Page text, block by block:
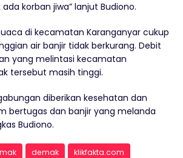
korban jiwa” lanjut Budiono.
di kecamatan Karanganyar cukup
air banjir tidak berkurang. Debit
yang melintasi kecamatan
tersebut masih tinggi.
diberikan kesehatan dan
bertugas dan banjir yang melanda
Budiono.
demak klikfakta.com